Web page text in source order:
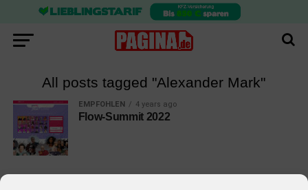
All posts tagged "Alexander Mark"
EMPFOHLEN 4 years ago
Flow-Summit 2022